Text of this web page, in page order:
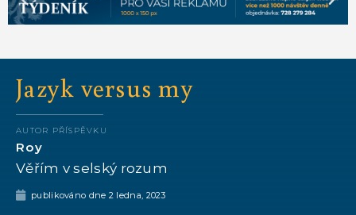
Jazyk versus my
AUTOR PŘÍSPĚVKU
Roy
Věřím v selský rozum
publikováno dne 2 ledna, 2023